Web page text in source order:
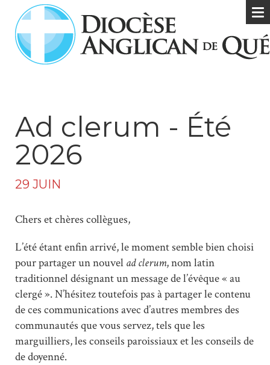
Ad clerum - Été
2026
29 JUIN
Chers et chères collègues,
L’été étant enfin arrivé, le moment semble bien choisi
pour partager un nouvel ad clerum, nom latin
traditionnel désignant un message de l’évêque « au
clergé ». N’hésitez toutefois pas à partager le contenu
de ces communications avec d’autres membres des
communautés que vous servez, tels que les
marguilliers, les conseils paroissiaux et les conseils de
de doyenné.